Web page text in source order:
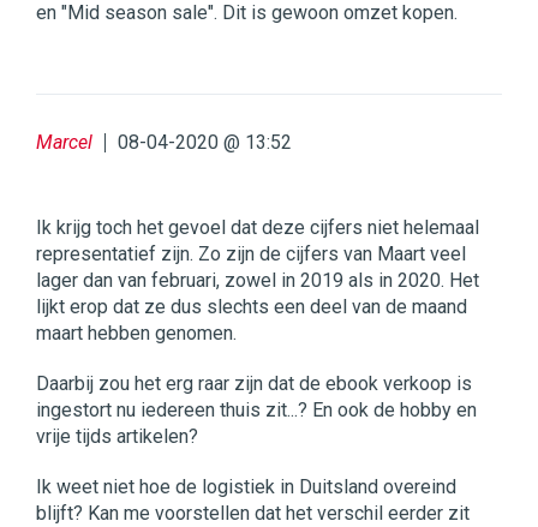
en "Mid season sale". Dit is gewoon omzet kopen.
Marcel 08-04-2020 @ 13:52
Ik krijg toch het gevoel dat deze cijfers niet helemaal
representatief zijn. Zo zijn de cijfers van Maart veel
lager dan van februari, zowel in 2019 als in 2020. Het
lijkt erop dat ze dus slechts een deel van de maand
maart hebben genomen.
Daarbij zou het erg raar zijn dat de ebook verkoop is
ingestort nu iedereen thuis zit...? En ook de hobby en
vrije tijds artikelen?
Ik weet niet hoe de logistiek in Duitsland overeind
blijft? Kan me voorstellen dat het verschil eerder zit